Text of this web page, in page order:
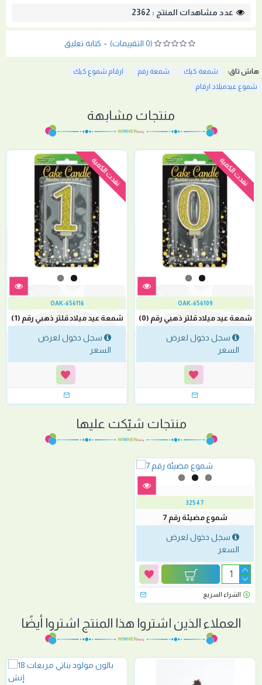
عدد مشاهدات المنتج : 2362
(0 التقييمات) - كتابة تعليق
هاش تاق: شمعة كيك شمعة رقم
ارقام شموع كيك
شموع عيدميلاد ارقام
منتجات مشابهة
نفدت الكمية
OAK-656109
شمعة عيد ميلاد قلتر ذهبي رقم (0)
سجل دخول لعرض
السعر
نفدت الكمية
OAK-656116
شمعة عيد ميلاد قلتر ذهبي رقم (1)
سجل دخول لعرض
السعر
منتجات شيّكت عليها
32547
شموع مضيئة رقم 7
سجل دخول لعرض
السعر
الشراء السريع
العملاء الذين اشتروا هذا المنتج اشتروا أيضًا